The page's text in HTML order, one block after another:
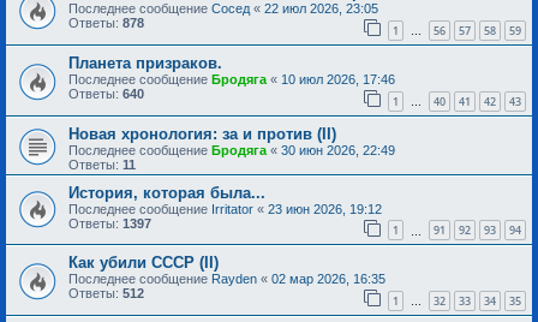
Последнее сообщение Сосед « 22 июл 2026, 23:05
Ответы: 878 1 … 56 57 58 59
Планета призраков.
Последнее сообщение Бродяга « 10 июл 2026, 17:46
Ответы: 640 1 … 40 41 42 43
Новая хронология: за и против (II)
Последнее сообщение Бродяга « 30 июн 2026, 22:49
Ответы: 11
История, которая была...
Последнее сообщение Irritator « 23 июн 2026, 19:12
Ответы: 1397 1 91 92 93 94
Как убили СССР (II)
Последнее сообщение Rayden « 02 мар 2026, 16:35
Ответы: 512 1 … 32 33 34 35